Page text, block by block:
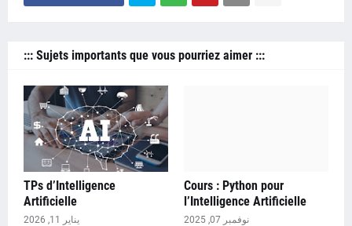
::: Sujets importants que vous pourriez aimer :::
TPs d’Intelligence
Artificielle
يناير 11, 2026
Cours : Python pour
l’Intelligence Artificielle
نوفمبر 07, 2025